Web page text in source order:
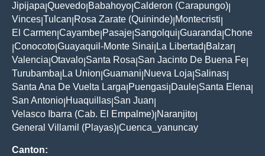
Jipijapa Quevedo Babahoyo Calderon (Carapungo)
Vinces Tulcan Rosa Zarate (Quininde) Montecristi
El Carmen Cayambe Pasaje Sangolqui Guaranda Chone
Conocoto Guayaquil-Monte Sinai La Libertad Balzar
Valencia Otavalo Santa Rosa San Jacinto De Buena Fe
Turubamba La Union Guamani Nueva Loja Salinas
Santa Ana De Vuelta Larga Puengasi Daule Santa Elena
San Antonio Huaquillas San Juan
Velasco Ibarra (Cab. El Empalme) Naranjito
General Villamil (Playas) Cuenca_yanuncay
Canton: